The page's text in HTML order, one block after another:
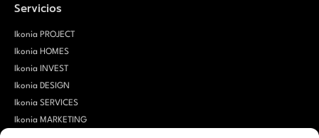
Servicios
Ikonia PROJECT
Ikonia HOMES
Ikonia INVEST
Ikonia DESIGN
Ikonia SERVICES
Ikonia MARKETING